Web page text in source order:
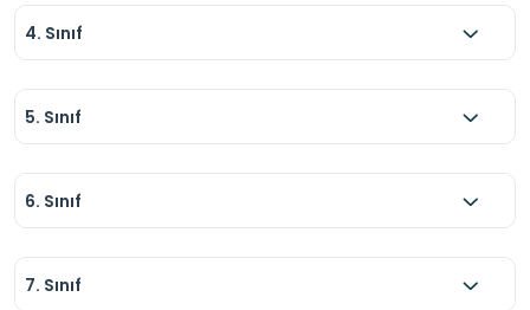
4. Sınıf
5. Sınıf
6. Sınıf
7. Sınıf